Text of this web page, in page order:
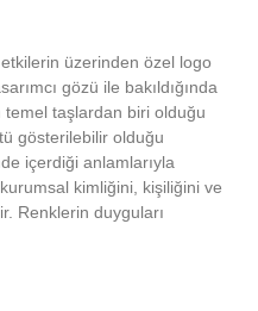
etkilerin üzerinden özel logo
gözü ile bakıldığında
temel taşlardan biri olduğu
gösterilebilir olduğu
içerdiği anlamlarıyla
kimliğini, kişiliğini ve
Renklerin duyguları